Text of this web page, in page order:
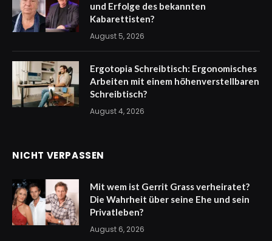
und Erfolge des bekannten
Kabarettisten?
August 5, 2026
Ergotopia Schreibtisch: Ergonomisches
Arbeiten mit einem höhenverstellbaren
Schreibtisch?
August 4, 2026
NICHT VERPASSEN
Mit wem ist Gerrit Grass verheiratet?
Die Wahrheit über seine Ehe und sein
Privatleben?
August 6, 2026